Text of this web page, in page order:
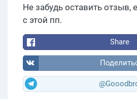
Не забудь оставить отзыв,
с этой пп.
Share